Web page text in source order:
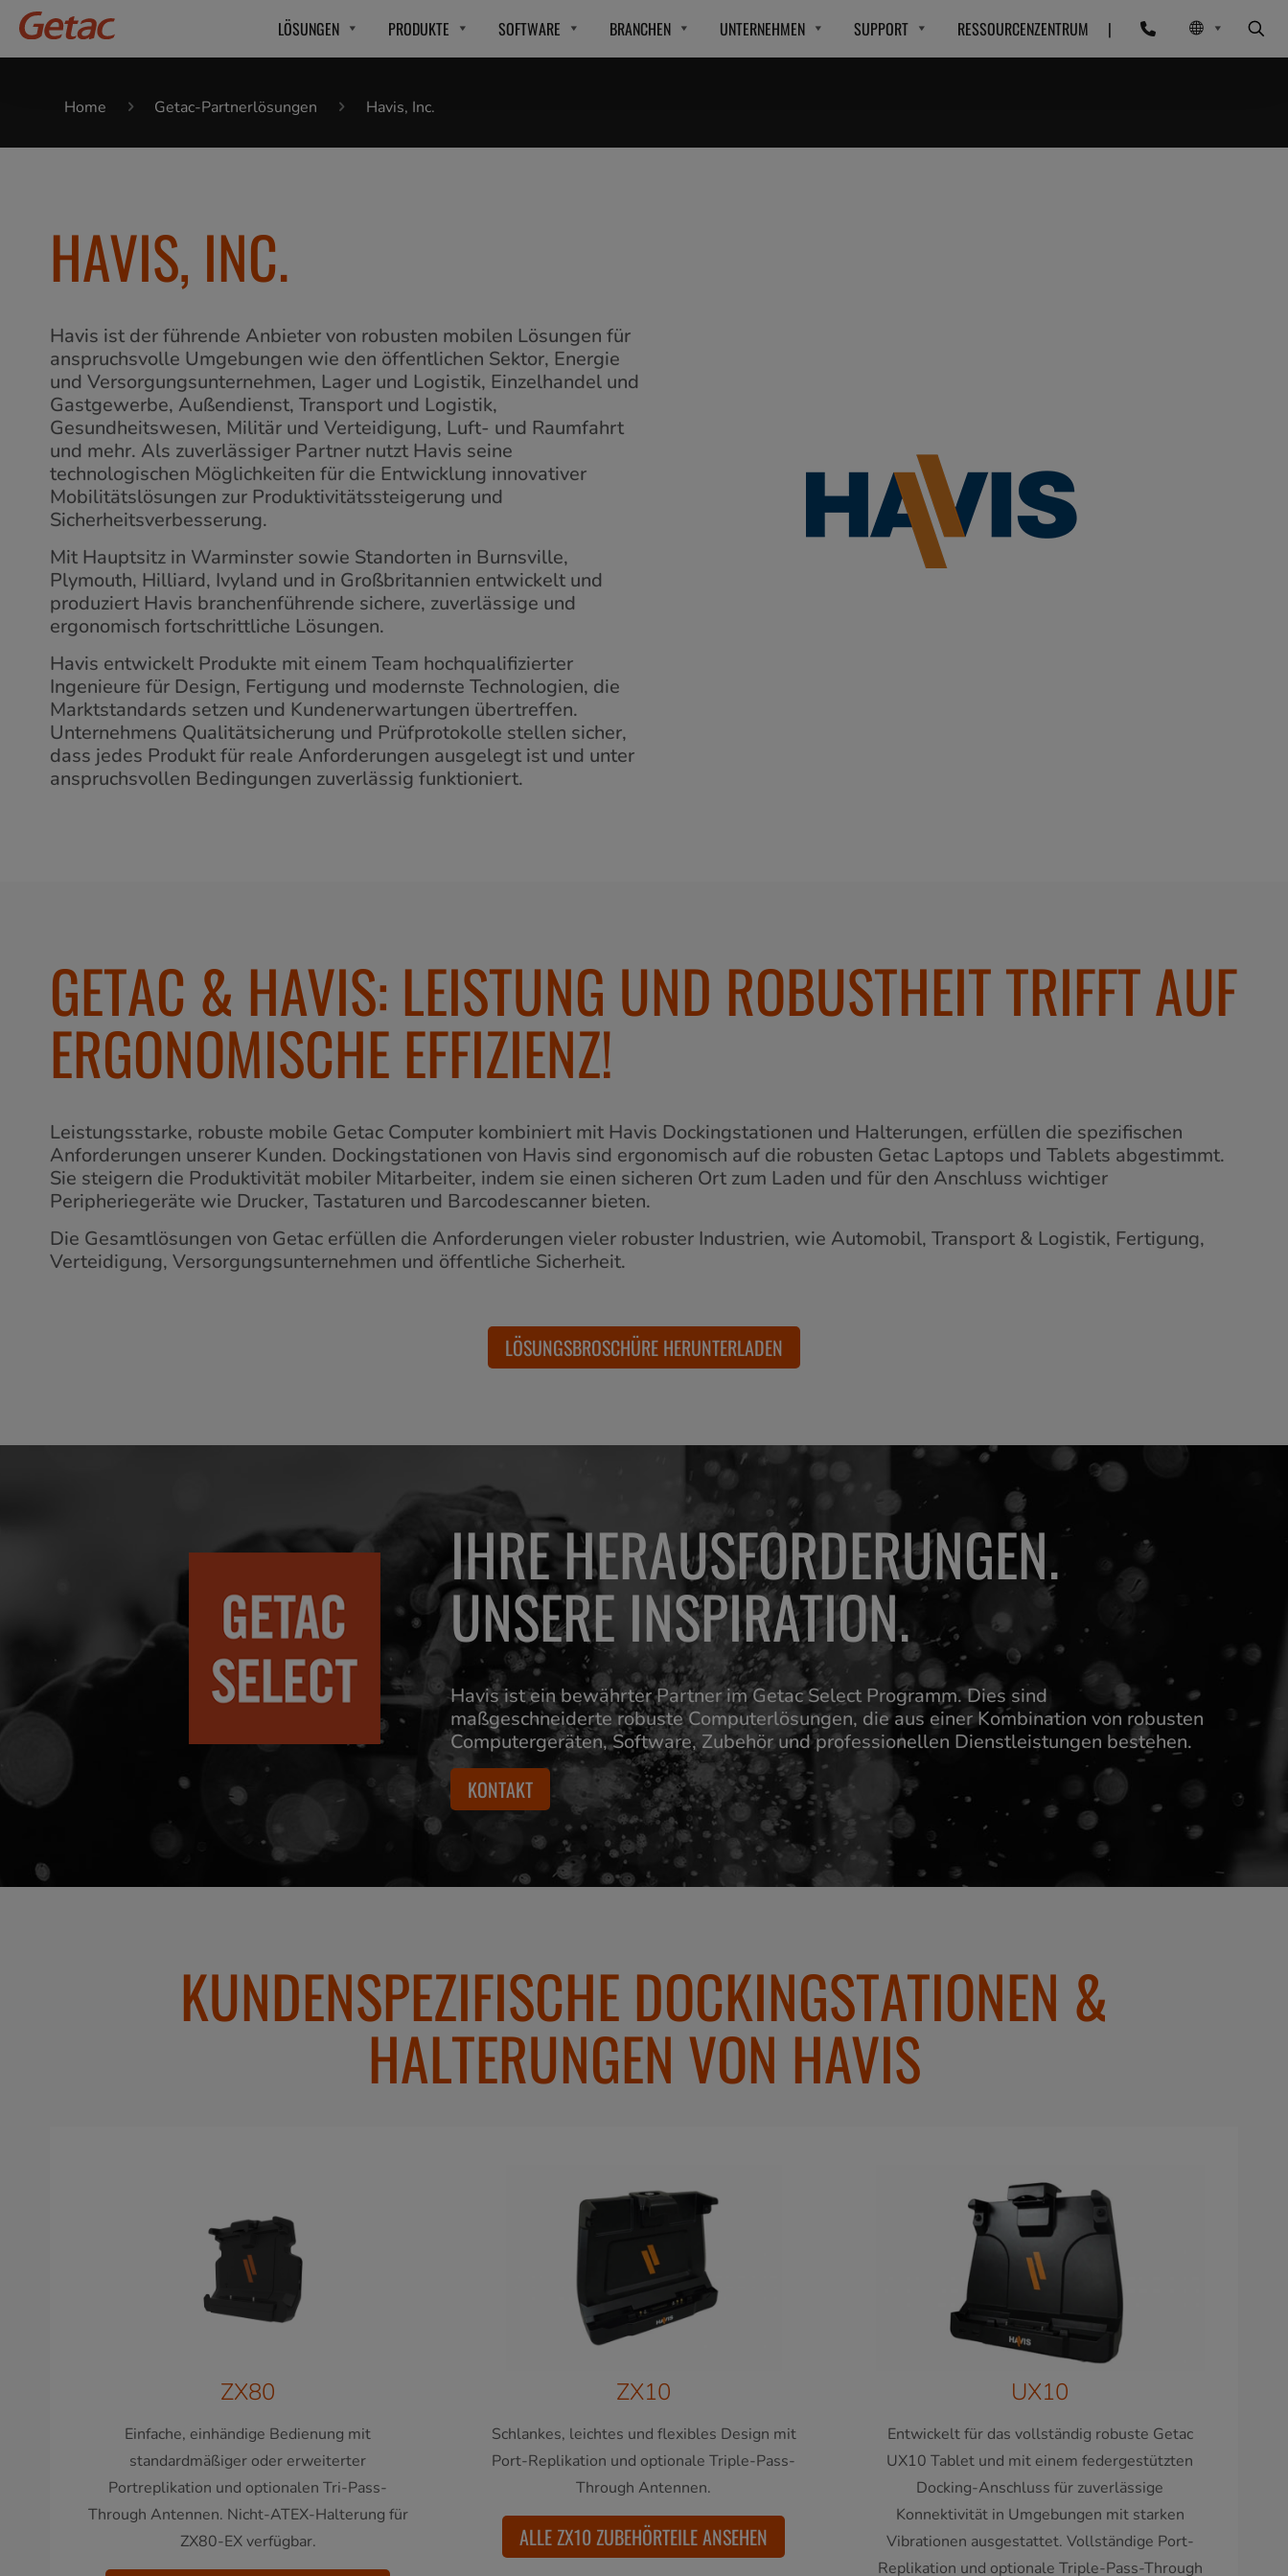
LÖSUNGEN PRODUKTE SOFTWARE BRANCHEN UNTERNEHMEN SUPPORT RESSOURCENZENTRUM |
Home Getac-Partnerlösungen Havis, Inc.
HAVIS, INC.
Havis ist der führende Anbieter von robusten mobilen Lösungen für
anspruchsvolle Umgebungen wie den öffentlichen Sektor, Energie
und Versorgungsunternehmen, Lager und Logistik, Einzelhandel und
Gastgewerbe, Außendienst, Transport und Logistik,
Gesundheitswesen, Militär und Verteidigung, Luft- und Raumfahrt
und mehr. Als zuverlässiger Partner nutzt Havis seine
technologischen Möglichkeiten für die Entwicklung innovativer
Mobilitätslösungen zur Produktivitätssteigerung und
Sicherheitsverbesserung.
Mit Hauptsitz in Warminster sowie Standorten in Burnsville,
Plymouth, Hilliard, Ivyland und in Großbritannien entwickelt und
produziert Havis branchenführende sichere, zuverlässige und
ergonomisch fortschrittliche Lösungen.
Havis entwickelt Produkte mit einem Team hochqualifizierter
Ingenieure für Design, Fertigung und modernste Technologien, die
Marktstandards setzen und Kundenerwartungen übertreffen.
Unternehmens Qualitätsicherung und Prüfprotokolle stellen sicher,
dass jedes Produkt für reale Anforderungen ausgelegt ist und unter
anspruchsvollen Bedingungen zuverlässig funktioniert.
GETAC & HAVIS: LEISTUNG UND ROBUSTHEIT TRIFFT AUF
ERGONOMISCHE EFFIZIENZ!
Leistungsstarke, robuste mobile Getac Computer kombiniert mit Havis Dockingstationen und Halterungen, erfüllen die spezifischen
Anforderungen unserer Kunden. Dockingstationen von Havis sind ergonomisch auf die robusten Getac Laptops und Tablets abgestimmt.
Sie steigern die Produktivität mobiler Mitarbeiter, indem sie einen sicheren Ort zum Laden und für den Anschluss wichtiger
Peripheriegeräte wie Drucker, Tastaturen und Barcodescanner bieten.
Die Gesamtlösungen von Getac erfüllen die Anforderungen vieler robuster Industrien, wie Automobil, Transport & Logistik, Fertigung,
Verteidigung, Versorgungsunternehmen und öffentliche Sicherheit.
LÖSUNGSBROSCHÜRE HERUNTERLADEN
IHRE HERAUSFORDERUNGEN.
UNSERE INSPIRATION.
Havis ist ein bewährter Partner im Getac Select Programm. Dies sind
maßgeschneiderte robuste Computerlösungen, die aus einer Kombination von robusten
Computergeräten, Software, Zubehör und professionellen Dienstleistungen bestehen.
KONTAKT
KUNDENSPEZIFISCHE DOCKINGSTATIONEN &
HALTERUNGEN VON HAVIS
ZX80
Einfache, einhändige Bedienung mit
standardmäßiger oder erweiterter
Portreplikation und optionalen Tri-Pass-
Through Antennen. Nicht-ATEX-Halterung für
ZX80-EX verfügbar.
ZX10
Schlankes, leichtes und flexibles Design mit
Port-Replikation und optionale Triple-Pass-
Through Antennen.
ALLE ZX10 ZUBEHÖRTEILE ANSEHEN
UX10
Entwickelt für das vollständig robuste Getac
UX10 Tablet und mit einem federgestützten
Docking-Anschluss für zuverlässige
Konnektivität in Umgebungen mit starken
Vibrationen ausgestattet. Vollständige Port-
Replikation und optionale Triple-Pass-Through